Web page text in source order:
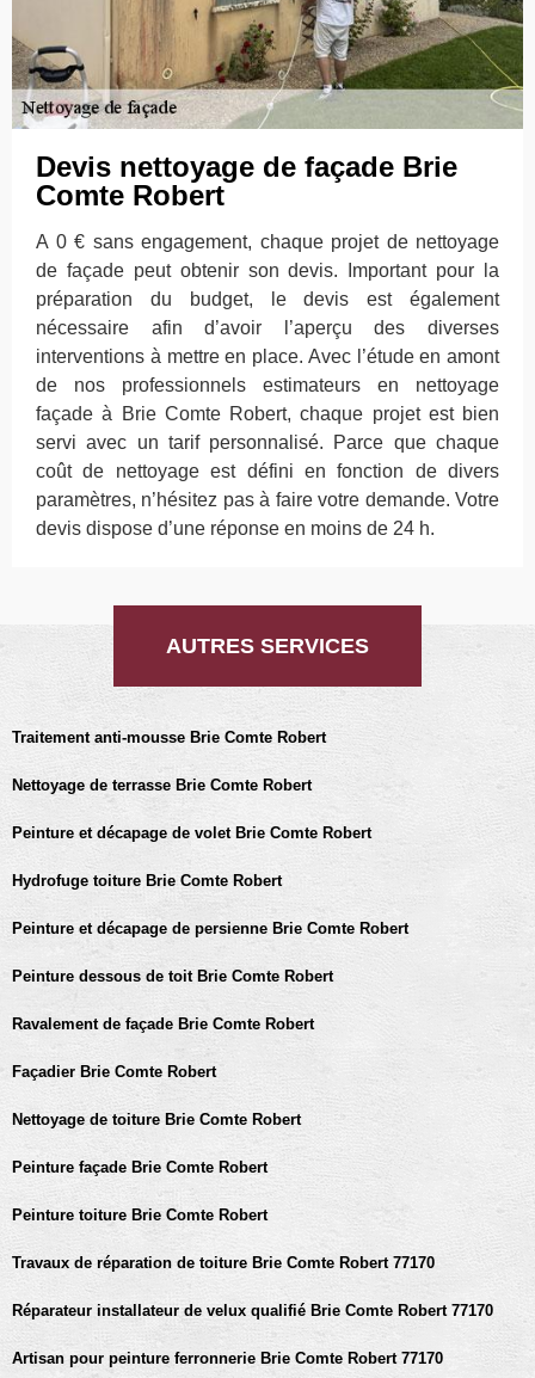
Devis nettoyage de façade Brie
Comte Robert
A 0 € sans engagement, chaque projet de nettoyage
de façade peut obtenir son devis. Important pour la
préparation du budget, le devis est également
nécessaire afin d’avoir l’aperçu des diverses
interventions à mettre en place. Avec l’étude en amont
de nos professionnels estimateurs en nettoyage
façade à Brie Comte Robert, chaque projet est bien
servi avec un tarif personnalisé. Parce que chaque
coût de nettoyage est défini en fonction de divers
paramètres, n’hésitez pas à faire votre demande. Votre
devis dispose d’une réponse en moins de 24 h.
AUTRES SERVICES
Traitement anti-mousse Brie Comte Robert
Nettoyage de terrasse Brie Comte Robert
Peinture et décapage de volet Brie Comte Robert
Hydrofuge toiture Brie Comte Robert
Peinture et décapage de persienne Brie Comte Robert
Peinture dessous de toit Brie Comte Robert
Ravalement de façade Brie Comte Robert
Façadier Brie Comte Robert
Nettoyage de toiture Brie Comte Robert
Peinture façade Brie Comte Robert
Peinture toiture Brie Comte Robert
Travaux de réparation de toiture Brie Comte Robert 77170
Réparateur installateur de velux qualifié Brie Comte Robert 77170
Artisan pour peinture ferronnerie Brie Comte Robert 77170